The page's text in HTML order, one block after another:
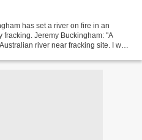
has set a river on fire in an
fracking. Jeremy Buckingham: "A
river near fracking site. I was